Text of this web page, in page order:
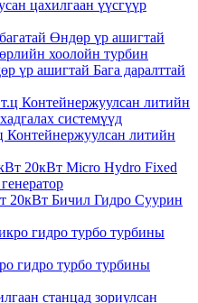
цахилгаан үүсгүүр
үр ашигтай Бага даралттай
Контейнержуулсан литийн
20кВт Бичил Гидро Суурин
гидро турбо турбины